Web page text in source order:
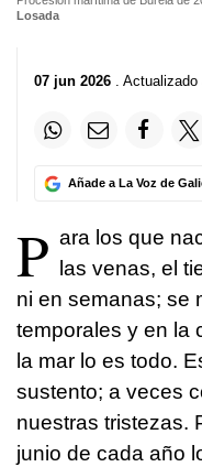
Losada
07 jun 2026 .
Añade a La Voz de
P ara los que
las venas, el
ni en semanas; se
temporales y en la
la mar lo es todo.
sustento; a veces
nuestras tristezas.
junio de cada año